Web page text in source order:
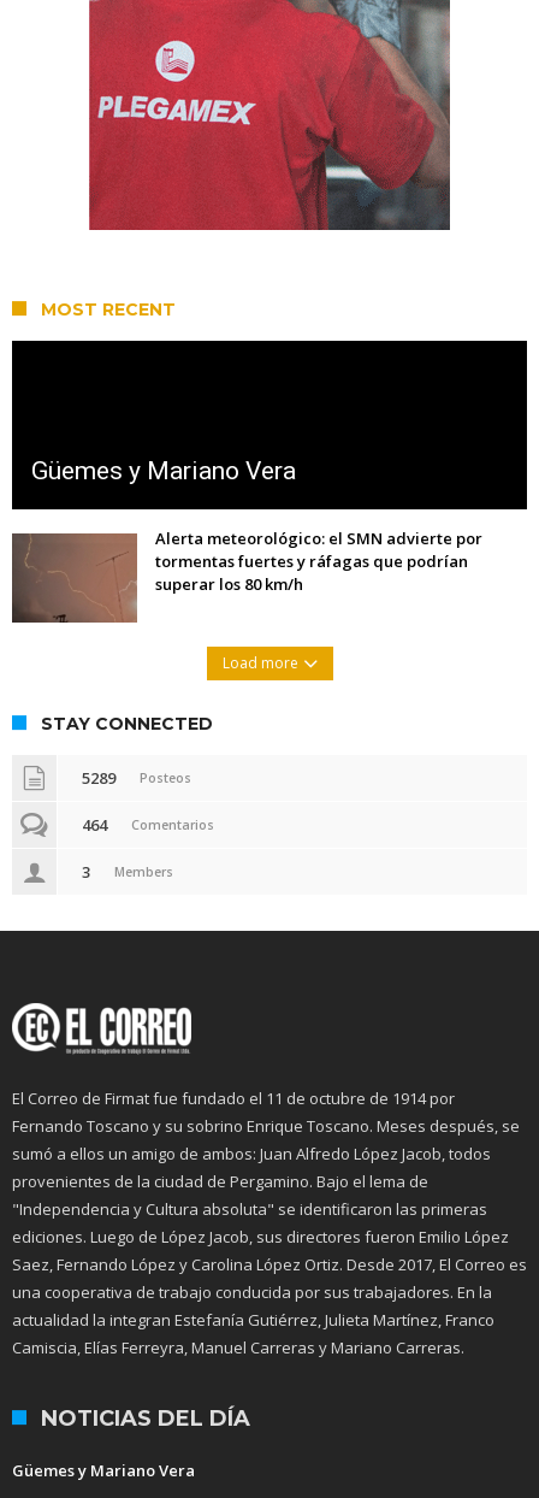
MOST RECENT
Güemes y Mariano Vera
Alerta meteorológico: el SMN advierte por
tormentas fuertes y ráfagas que podrían
superar los 80 km/h
Load more
STAY CONNECTED
5289 Posteos
464 Comentarios
3 Members
El Correo de Firmat fue fundado el 11 de octubre de 1914 por
Fernando Toscano y su sobrino Enrique Toscano. Meses después, se
sumó a ellos un amigo de ambos: Juan Alfredo López Jacob, todos
provenientes de la ciudad de Pergamino. Bajo el lema de
"Independencia y Cultura absoluta" se identificaron las primeras
ediciones. Luego de López Jacob, sus directores fueron Emilio López
Saez, Fernando López y Carolina López Ortiz. Desde 2017, El Correo es
una cooperativa de trabajo conducida por sus trabajadores. En la
actualidad la integran Estefanía Gutiérrez, Julieta Martínez, Franco
Camiscia, Elías Ferreyra, Manuel Carreras y Mariano Carreras.
NOTICIAS DEL DÍA
Güemes y Mariano Vera